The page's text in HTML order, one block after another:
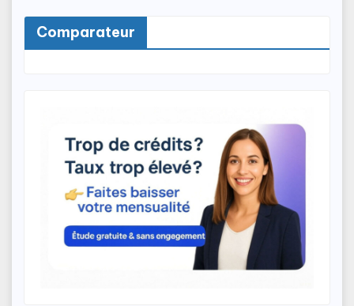
Comparateur